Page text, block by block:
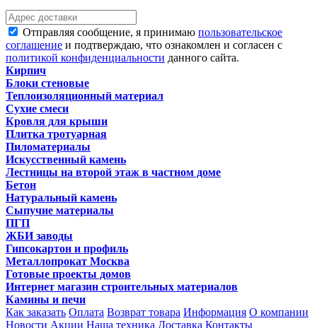
Отправляя сообщение, я принимаю пользовательское
соглашение и подтверждаю, что ознакомлен и согласен с
политикой конфиденциальности данного сайта.
Кирпич
Блоки стеновые
Теплоизоляционный материал
Сухие смеси
Кровля для крыши
Плитка тротуарная
Пиломатериалы
Искусственный камень
Лестницы на второй этаж в частном доме
Бетон
Натуральный камень
Сыпучие материалы
ПГП
ЖБИ заводы
Гипсокартон и профиль
Металлопрокат Москва
Готовые проекты домов
Интернет магазин строительных материалов
Камины и печи
Как заказать Оплата Возврат товара Информация О компании
Новости Акции Наша техника Доставка Контакты